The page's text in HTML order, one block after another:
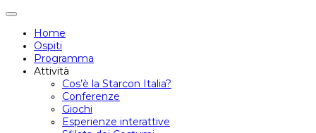
Attiva/disattiva
navigazione
Home
Ospiti
Programma
Attività
Cos’è la Starcon Italia?
Conferenze
Giochi
Esperienze interattive